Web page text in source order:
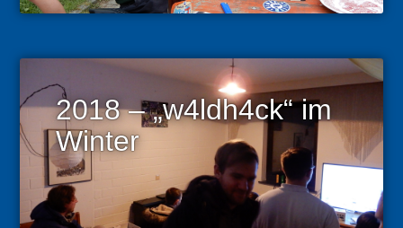
2018 – „w4ldh4ck“ im
Winter